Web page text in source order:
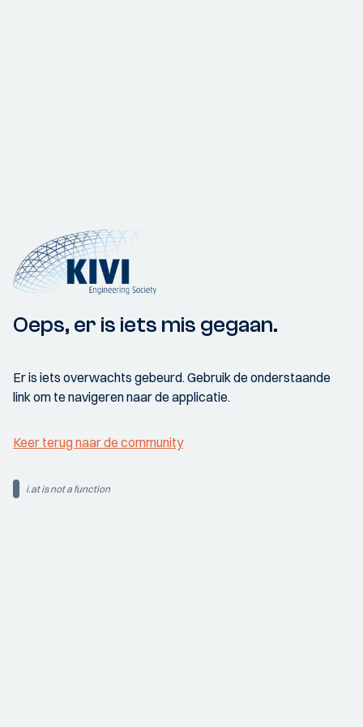
Oeps, er is iets mis gegaan.
Er is iets overwachts gebeurd. Gebruik de onderstaande
link om te navigeren naar de applicatie.
Keer terug naar de community
i.at is not a function